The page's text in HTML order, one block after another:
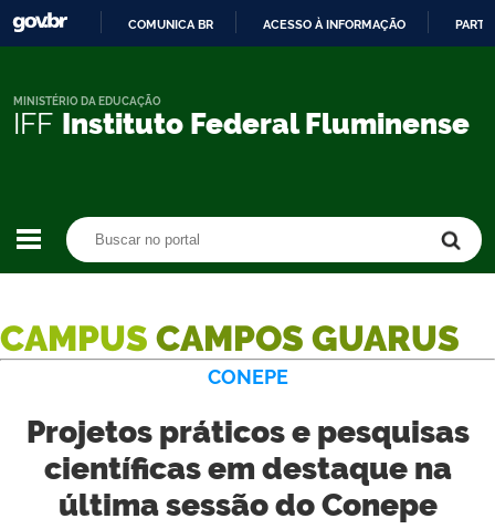
CONTEÚDO
COMUNICA BR ACESSO À INFORMAÇÃO
IFF Instituto Federal Fluminense
MINISTÉRIO DA EDUCAÇÃO
CAMPUS CAMPOS GUARUS
CONEPE
Projetos práticos e pesquisas
científicas em destaque na
última sessão do Conepe